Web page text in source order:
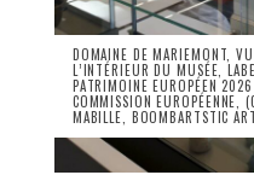
DOMAINE DE MARIEMONT,
L’INTÉRIEUR DU MUSÉE,
PATRIMOINE EUROPÉEN
COMMISSION EUROPÉENNE,
MABILLE, BOOMBARTSTIC